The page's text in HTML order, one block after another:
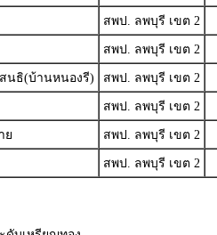
สพป. ลพบุรี เขต 2
สพป. ลพบุรี เขต 2
สนธิ(บ้านหนองรี) สพป. ลพบุรี เขต 2
สพป. ลพบุรี เขต 2
ย สพป. ลพบุรี เขต 2
สพป. ลพบุรี เขต 2